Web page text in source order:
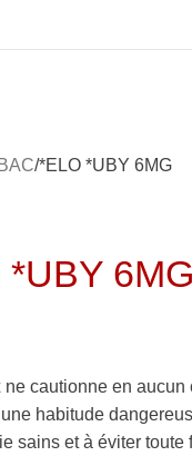
*ELO *UBY 6MG
*UBY 6MG
ne cautionne en aucun
habitude
sains et à éviter